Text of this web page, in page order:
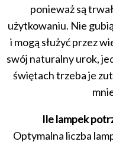
ponieważ są
użytkowaniu. Nie
i mogą służyć przez
swój naturalny urok,
świętach trzeba je
Ile lampek
Optymalna liczba